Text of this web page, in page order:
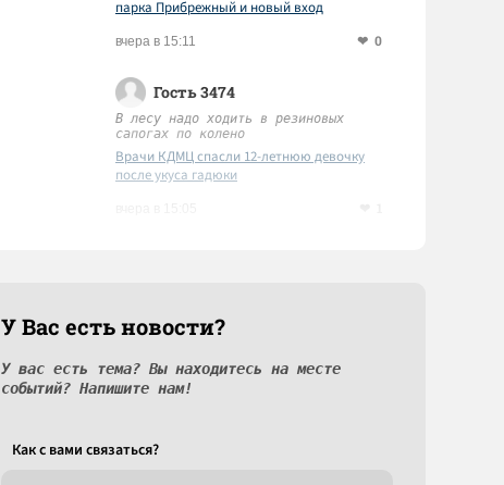
парка Прибрежный и новый вход
вчера в 15:11 0
Гость 3474
В лесу надо ходить в резиновых
сапогах по колено
Врачи КДМЦ спасли 12-летнюю девочку
после укуса гадюки
У Вас есть новости?
У вас есть тема? Вы находитесь на месте
событий? Напишите нам!
Как c вами связаться?